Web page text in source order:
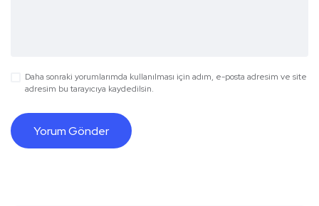
Daha sonraki yorumlarımda kullanılması için adım, e-posta adresim ve site
adresim bu tarayıcıya kaydedilsin.